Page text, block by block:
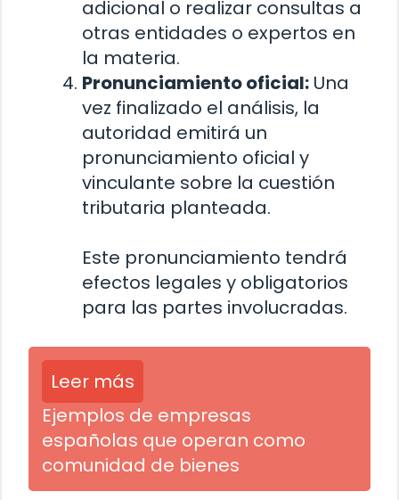
adicional o realizar consultas a
otras entidades o expertos en
la materia.
Pronunciamiento oficial: Una
vez finalizado el análisis, la
autoridad emitirá un
pronunciamiento oficial y
vinculante sobre la cuestión
tributaria planteada.
Este pronunciamiento tendrá
efectos legales y obligatorios
para las partes involucradas.
Leer más
Ejemplos de empresas
españolas que operan como
comunidad de bienes